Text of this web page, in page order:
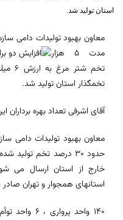
استان تولید شد.
معاون بهبود تولیدات دامی
مدت 5
هزار
تخم
تخمگذار استان تولید شد.
آقای اشرفی تعداد بهره برداران این بخش را
معاون بهبود تولیدات دامی
خارج از استان ارسال می
استانهای همجوار و تهران
140 واحد